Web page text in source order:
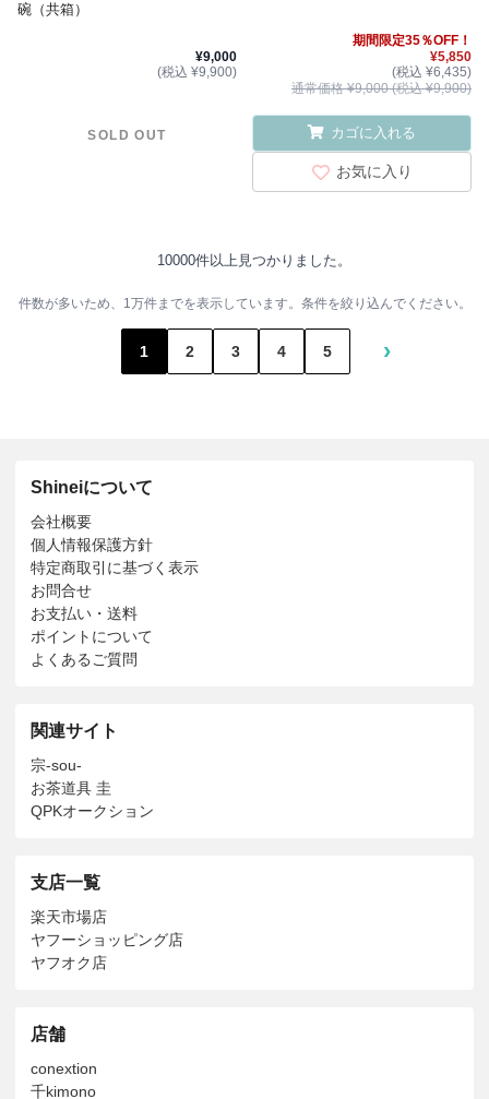
碗（共箱）
¥9,000
(税込 ¥9,900)
SOLD OUT
期間限定35％OFF！
¥5,850
(税込 ¥6,435)
通常価格 ¥9,000 (税込 ¥9,900)
カゴに入れる
お気に入り
10000件以上見つかりました。
件数が多いため、1万件までを表示しています。条件を絞り込んでください。
1 2 3 4 5 ›
Shineiについて
会社概要
個人情報保護方針
特定商取引に基づく表示
お問合せ
お支払い・送料
ポイントについて
よくあるご質問
関連サイト
宗-sou-
お茶道具 圭
QPKオークション
支店一覧
楽天市場店
ヤフーショッピング店
ヤフオク店
店舗
conextion
千kimono